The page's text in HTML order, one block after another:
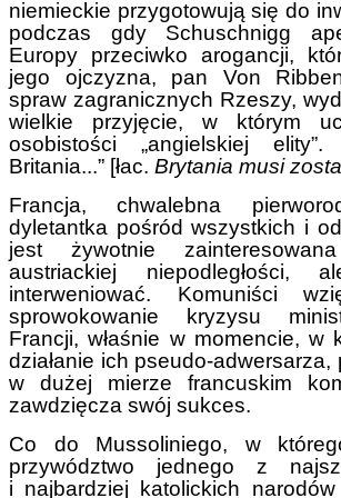
niemieckie przygotowują się do
podczas gdy Schuschnigg
Europy przeciwko arogancji,
jego ojczyzna, pan Von
spraw zagranicznych Rzeszy,
wielkie przyjęcie, w którym
osobistości „angielskiej
Britania...” [łac. Brytania musi
Francja, chwalebna
dyletantka pośród wszystkich i
jest żywotnie
austriackiej niepodległości,
interweniować. Komuniści
sprowokowanie kryzysu
Francji, właśnie w momencie, w
działanie ich pseudo-adwersarza,
w dużej mierze francuskim
zawdzięcza swój sukces.
Co do Mussoliniego, w
przywództwo jednego z
i najbardziej katolickich